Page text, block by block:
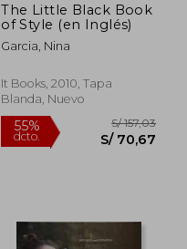
55%
dcto.
S/
S/
The Little Black Book
of Style (en Inglés)
Garcia, Nina
It Books, 2010, Tapa
Blanda, Nuevo